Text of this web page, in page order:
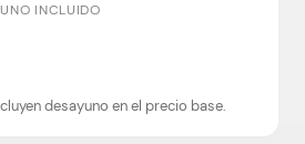
INCLUIDO
desayuno en el precio base.